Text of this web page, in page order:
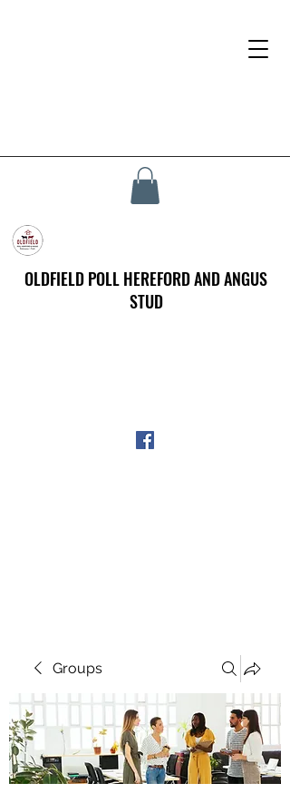
OLDFIELD POLL HEREFORD AND ANGUS
STUD
Groups